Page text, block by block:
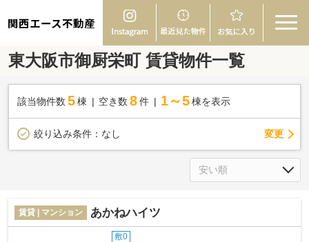
関西エース不動産
東大阪市御厨栄町 賃貸物件一覧
該当物件数 5棟 空き数 8 件 1～5 棟を表示
絞り込み条件： なし 変更
賃貸 | マンション あかねハイツ
敷0